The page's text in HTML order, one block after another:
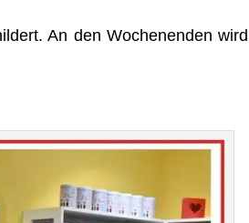
An den Wochen­en­den wird